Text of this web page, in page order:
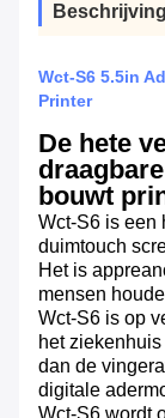
Beschrijving
Wct-S6 5.5in
Printer
De hete
bouwt
Wct-S6 is een
duimtouch
Het is
mensen
Wct-S6 is op
het
dan de
digitale